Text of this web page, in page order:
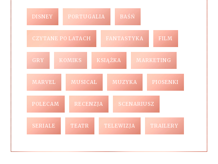
DISNEY PORTUGALIA BAŚŃ
CZYTANE PO LATACH FANTASTYKA FILM
GRY KOMIKS KSIĄŻKA MARKETING
MARVEL MUSICAL MUZYKA PIOSENKI
POLECAM RECENZJA SCENARIUSZ
SERIALE TEATR TELEWIZJA TRAILERY